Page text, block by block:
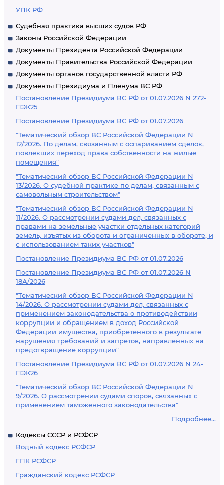
УПК РФ
Судебная практика высших судов РФ
Законы Российской Федерации
Документы Президента Российской Федерации
Документы Правительства Российской Федерации
Документы органов государственной власти РФ
Документы Президиума и Пленума ВС РФ
Постановление Президиума ВС РФ от 01.07.2026 N 272-
ПЭК25
Постановление Президиума ВС РФ от 01.07.2026
"Тематический обзор ВС Российской Федерации N
12/2026. По делам, связанным с оспариванием сделок,
повлекших переход права собственности на жилые
помещения"
"Тематический обзор ВС Российской Федерации N
13/2026. О судебной практике по делам, связанным с
самовольным строительством"
"Тематический обзор ВС Российской Федерации N
11/2026. О рассмотрении судами дел, связанных с
правами на земельные участки отдельных категорий
земель, изъятых из оборота и ограниченных в обороте, и
с использованием таких участков"
Постановление Президиума ВС РФ от 01.07.2026
Постановление Президиума ВС РФ от 01.07.2026 N
18А/2026
"Тематический обзор ВС Российской Федерации N
14/2026. О рассмотрении судами дел, связанных с
применением законодательства о противодействии
коррупции и обращением в доход Российской
Федерации имущества, приобретенного в результате
нарушения требований и запретов, направленных на
предотвращение коррупции"
Постановление Президиума ВС РФ от 01.07.2026 N 24-
ПЭК26
"Тематический обзор ВС Российской Федерации N
9/2026. О рассмотрении судами споров, связанных с
применением таможенного законодательства"
Подробнее...
Кодексы СССР и РСФСР
Водный кодекс РСФСР
ГПК РСФСР
Гражданский кодекс РСФСР